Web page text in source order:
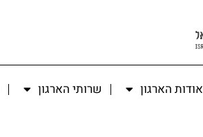
אודות הארגון שרותי הארגון